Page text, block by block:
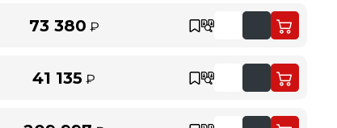
73 380 ₽
41 135 ₽